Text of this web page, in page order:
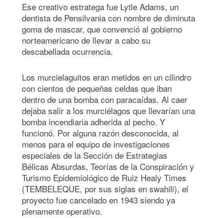
Ese creativo estratega fue Lytle Adams, un
dentista de Pensilvania con nombre de diminuta
goma de mascar, que convenció al gobierno
norteamericano de llevar a cabo su
descabellada ocurrencia.
Los murcielaguitos eran metidos en un cilindro
con cientos de pequeñas celdas que iban
dentro de una bomba con paracaídas. Al caer
dejaba salir a los murciélagos que llevarían una
bomba incendiaria adherida al pecho. Y
funcionó. Por alguna razón desconocida, al
menos para el equipo de investigaciones
especiales de la Sección de Estrategias
Bélicas Absurdas, Teorías de la Conspiración y
Turismo Epidemiológico de Ruiz Healy Times
(TEMBELEQUE, por sus siglas en swahili), el
proyecto fue cancelado en 1943 siendo ya
plenamente operativo.